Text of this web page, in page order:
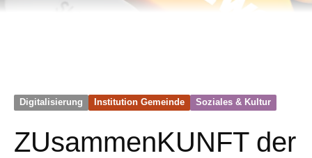
Digitalisierung Institution Gemeinde Soziales & Kultur
ZUsammenKUNFT der